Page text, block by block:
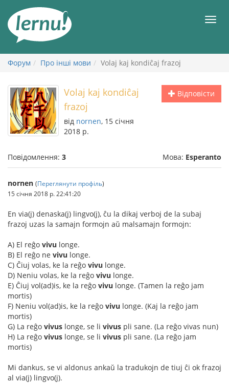
змісту
Форум Про інші мови Volaj kaj kondiĉaj frazoj
Відповісти
Volaj kaj kondiĉaj
frazoj
від nornen, 15 січня
2018 р.
Повідомлення: 3 Мова: Esperanto
nornen (Переглянути профіль)
15 січня 2018 р. 22:41:20
En via(j) denaska(j) lingvo(j), ĉu la dikaj verboj de la subaj
frazoj uzas la samajn formojn aŭ malsamajn formojn:
A) El reĝo vivu longe.
B) El reĝo ne vivu longe.
C) Ĉiuj volas, ke la reĝo vivu longe.
D) Neniu volas, ke la reĝo vivu longe.
E) Ĉiuj vol(ad)is, ke la reĝo vivu longe. (Tamen la reĝo jam
mortis)
F) Neniu vol(ad)is, ke la reĝo vivu longe. (Kaj la reĝo jam
mortis)
G) La reĝo vivus longe, se li vivus pli sane. (La reĝo vivas nun)
H) La reĝo vivus longe, se li vivus pli sane. (La reĝo jam
mortis)
Mi dankus, se vi aldonus ankaŭ la tradukojn de tiuj ĉi ok frazoj
al via(j) lingvo(j).